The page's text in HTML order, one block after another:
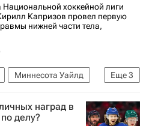
хоккейной лиги
Капризов провел первую
нижней части тела,
Еще3
Миннесота Уайлд
Смит
лига (НХЛ)наград в
делу?